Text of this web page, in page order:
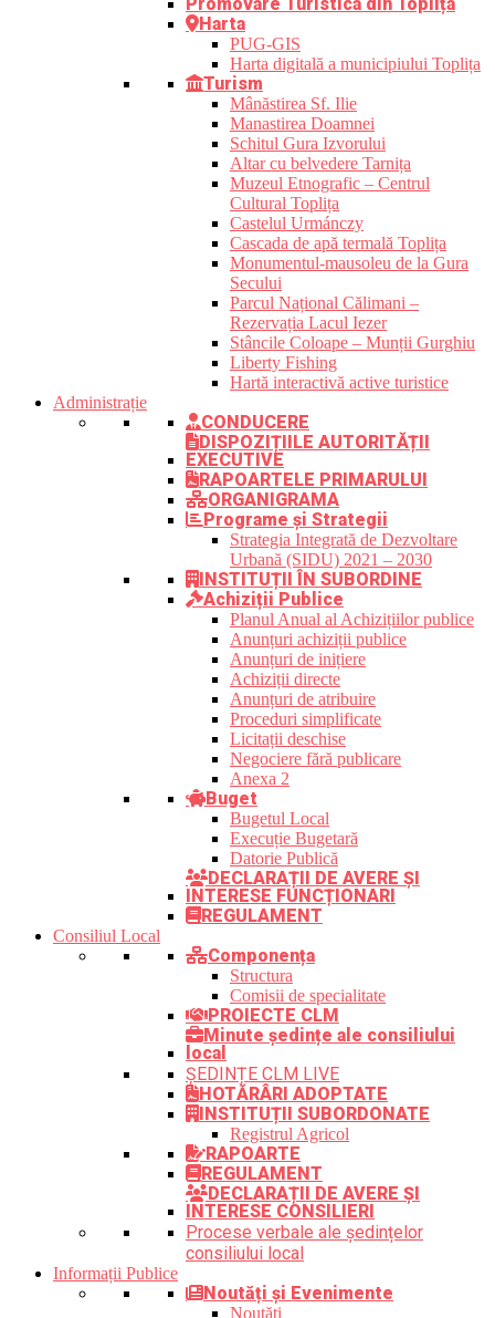
Harta
PUG-GIS
Harta digitală a municipiului Toplița
Turism
Mânăstirea Sf. Ilie
Manastirea Doamnei
Schitul Gura Izvorului
Altar cu belvedere Tarnița
Muzeul Etnografic – Centrul
Cultural Toplița
Castelul Urmánczy
Cascada de apă termală Toplița
Monumentul-mausoleu de la Gura
Secului
Parcul Național Călimani –
Rezervația Lacul Iezer
Stâncile Coloape – Munții Gurghiu
Liberty Fishing
Hartă interactivă active turistice
Administrație
CONDUCERE
DISPOZIȚIILE AUTORITĂȚII
EXECUTIVE
RAPOARTELE PRIMARULUI
ORGANIGRAMA
Programe și Strategii
Strategia Integrată de Dezvoltare
Urbană (SIDU) 2021 – 2030
INSTITUȚII ÎN SUBORDINE
Achiziții Publice
Planul Anual al Achizițiilor publice
Anunțuri achiziții publice
Anunțuri de inițiere
Achiziții directe
Anunțuri de atribuire
Proceduri simplificate
Licitații deschise
Negociere fără publicare
Anexa 2
Buget
Bugetul Local
Execuție Bugetară
Datorie Publică
DECLARAȚII DE AVERE ȘI
INTERESE FUNCȚIONARI
REGULAMENT
Consiliul Local
Componența
Structura
Comisii de specialitate
PROIECTE CLM
Minute ședințe ale consiliului
local
ȘEDINȚE CLM LIVE
HOTĂRÂRI ADOPTATE
INSTITUȚII SUBORDONATE
Registrul Agricol
RAPOARTE
REGULAMENT
DECLARAȚII DE AVERE ȘI
INTERESE CONSILIERI
Procese verbale ale ședințelor
consiliului local
Informații Publice
Noutăți și Evenimente
Noutăți